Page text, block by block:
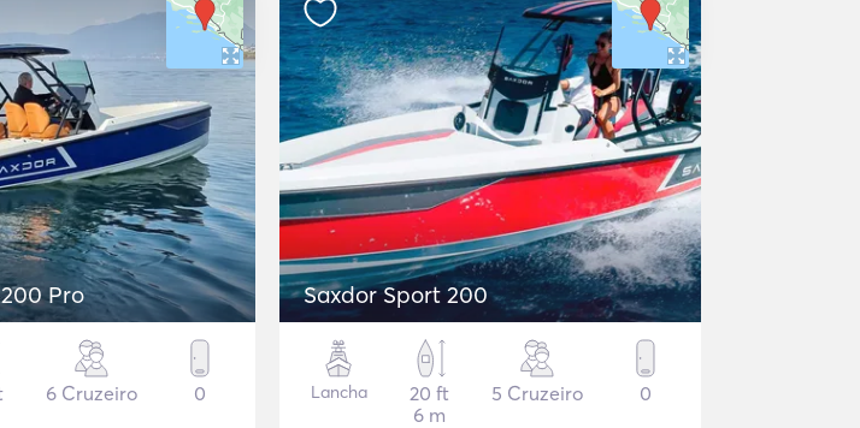
Pro
6 Cruzeiro 0
Saxdor Sport 200
Lancha
20 ft
6 m
5 Cruzeiro 0